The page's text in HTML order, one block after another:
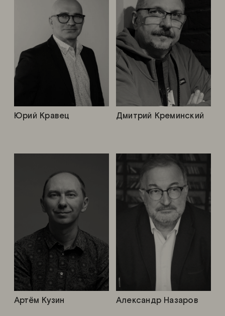
Артём Кузин
Юрий Кравец Дмитрий Креминский
Александр Назаров